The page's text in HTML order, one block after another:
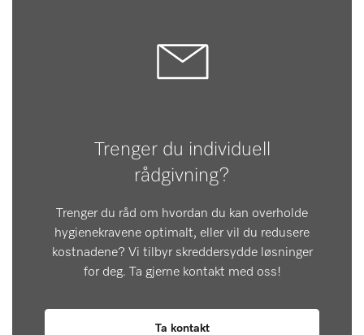
Trenger du individuell
rådgivning?
Trenger du råd om hvordan du kan overholde
hygienekravene optimalt, eller vil du redusere
kostnadene? Vi tilbyr skreddersydde løsninger
for deg. Ta gjerne kontakt med oss!
Ta kontakt